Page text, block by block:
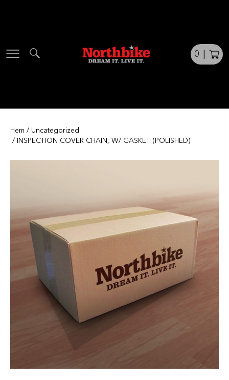
0
Hem / Uncategorized
/ INSPECTION COVER CHAIN, W/ GASKET (POLISHED)